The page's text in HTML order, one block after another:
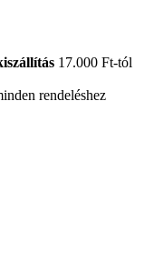
17.000 Ft-tól
rendeléshez